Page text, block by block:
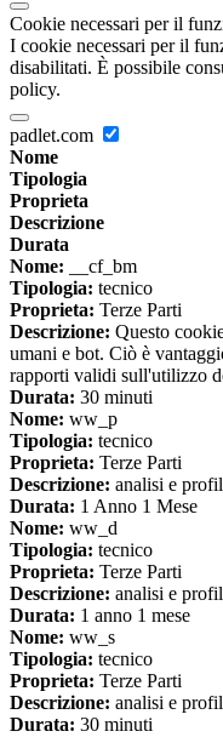
Cookie necessari per il
I cookie necessari per il
disabilitati. È possibile
policy.
padlet.com
Nome
Tipologia
Proprieta
Descrizione
Durata
Nome: __cf_bm
Tipologia: tecnico
Proprieta: Terze Parti
Descrizione: Questo
umani e bot. Ciò è
rapporti validi sull'utilizzo
Durata: 30 minuti
Nome: ww_p
Tipologia: tecnico
Proprieta: Terze Parti
Descrizione: analisi e
Durata: 1 Anno 1 Mese
Nome: ww_d
Tipologia: tecnico
Proprieta: Terze Parti
Descrizione: analisi e
Durata: 1 anno 1 mese
Nome: ww_s
Tipologia: tecnico
Proprieta: Terze Parti
Descrizione: analisi e
Durata: 30 minuti